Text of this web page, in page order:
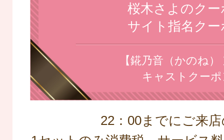
桜木さよのクー
サイト指名クー
【錵乃音（かのね）
キャストクー
22：00までにご来